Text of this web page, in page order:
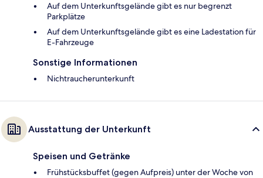
Auf dem Unterkunftsgelände gibt es nur begrenzt
Parkplätze
Auf dem Unterkunftsgelände gibt es eine Ladestation für
E-Fahrzeuge
Sonstige Informationen
Nichtraucherunterkunft
Ausstattung der Unterkunft
Speisen und Getränke
Frühstücksbuffet (gegen Aufpreis) unter der Woche von